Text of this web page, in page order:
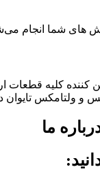
های شما انجام
کننده کلیه قطعات
و ولتامکس تایوان
ما